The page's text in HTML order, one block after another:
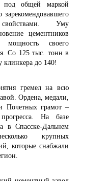
под общей маркой
зарекомендовавшего
Уму
цементников
мощность своего
Со 125 тыс. тонн в
клинкера до 140!
гремел на всю
Ордена, медали,
Почетных грамот –
На базе
в Спасске-Дальнем
крупных
которые снабжали